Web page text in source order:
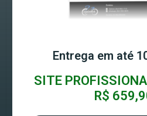
Entrega em até
SITE
R$